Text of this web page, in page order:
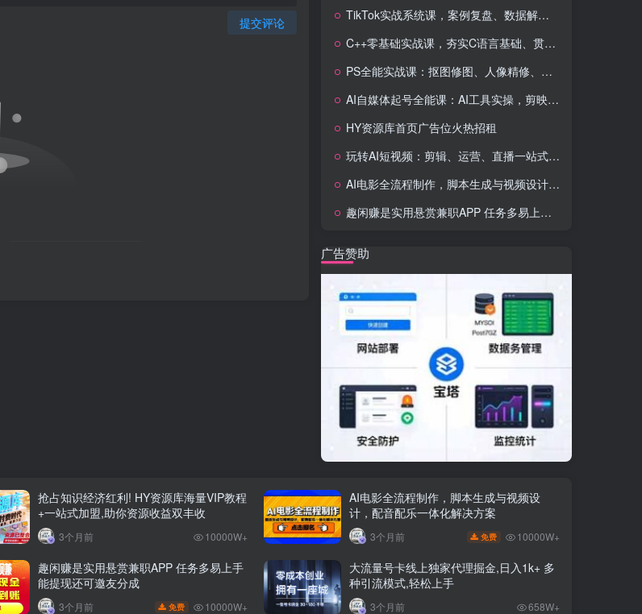
提交评论
TikTok实战系统课，案例复盘、数据解析、运营执行，从0到1构建千万级电商体系（更新）
C++零基础实战课，夯实C语言基础、贯穿游戏项目、掌握开发思维，学成可挑战月薪15K+岗位
PS全能实战课：抠图修图、人像精修、电商美工，0基础变身设计达人
AI自媒体起号全能课：AI工具实操，剪映技巧，多平台带货，0基础快速变现
HY资源库首页广告位火热招租
玩转AI短视频：剪辑、运营、直播一站式教学，轻松打造流量神话
AI电影全流程制作，脚本生成与视频设计，配音配乐一体化解决方案
趣闲赚是实用悬赏兼职APP 任务多易上手 能提现还可邀友分成
广告赞助
抢占知识经济红利! HY资源库海量VIP教程
+一站式加盟,助你资源收益双丰收
3个月前 10000W+
AI电影全流程制作，脚本生成与视频设
计，配音配乐一体化解决方案
3个月前 免费 10000W+
趣闲赚是实用悬赏兼职APP 任务多易上手
能提现还可邀友分成
3个月前 免费 10000W+
大流量号卡线上独家代理掘金,日入1k+ 多
种引流模式,轻松上手
3个月前 658W+